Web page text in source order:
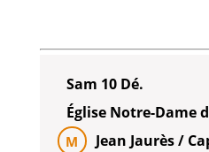
Sam 10 Dé.
Église Notre-Dame
M
Jean Jaurès /